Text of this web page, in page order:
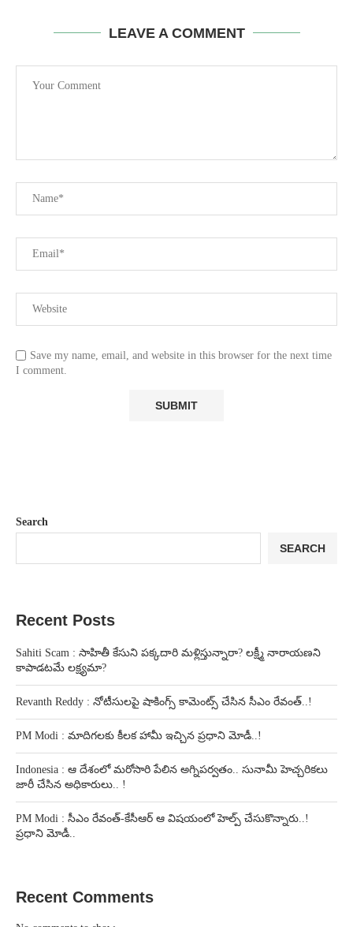
LEAVE A COMMENT
Save my name, email, and website in this browser for the next time
I comment.
Search
SEARCH
Recent Posts
Sahiti Scam : సాహితీ కేసుని పక్కదారి మళ్లిస్తున్నారా? లక్ష్మీ నారాయణని
కాపాడటమే లక్ష్యమా?
Revanth Reddy : నోటీసులపై షాకింగ్స్ కామెంట్స్ చేసిన సీఎం రేవంత్..!
PM Modi : మాదిగలకు కీలక హామీ ఇచ్చిన ప్రధాని మోడీ..!
Indonesia : ఆ దేశంలో మరోసారి పేలిన అగ్నిపర్వతం.. సునామీ హెచ్చరికలు
జారీ చేసిన అధికారులు.. !
PM Modi : సీఎం రేవంత్-కేసీఆర్ ఆ విషయంలో హెల్ప్ చేసుకొన్నారు..!
ప్రధాని మోడీ..
Recent Comments